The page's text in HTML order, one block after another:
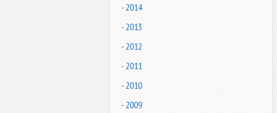
- 2014
- 2013
- 2012
- 2011
- 2010
- 2009